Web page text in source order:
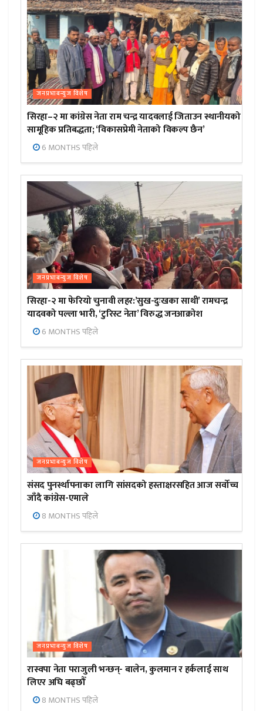
जनप्रभाबन्युज विशेष
सिरहा–२ मा कांग्रेस नेता राम चन्द्र यादवलाई जिताउन स्थानीयको
सामूहिक प्रतिबद्धता; ‘विकासप्रेमी नेताको विकल्प छैन’
6 MONTHS पहिले
जनप्रभाबन्युज विशेष
सिरहा-२ मा फेरियो चुनावी लहर:’सुख-दुःखका साथी’ रामचन्द्र
यादवको पल्ला भारी, ‘टुरिस्ट नेता’ विरुद्ध जनआक्रोश
6 MONTHS पहिले
जनप्रभाबन्युज विशेष
संसद पुनर्स्थापनाका लागि सांसदको हस्ताक्षरसहित आज सर्वोच्च
जाँदै कांग्रेस-एमाले
8 MONTHS पहिले
जनप्रभाबन्युज विशेष
रास्वपा नेता पराजुली भन्छन्- बालेन, कुलमान र हर्कलाई साथ
लिएर अघि बढ्छौँ
8 MONTHS पहिले